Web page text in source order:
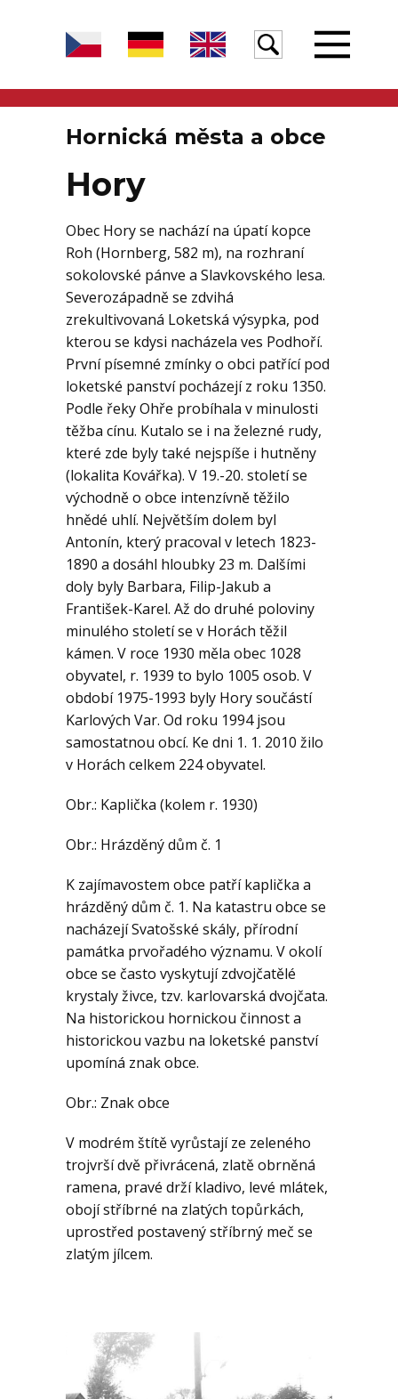
Geologie
Kontakt
Hornická města a obce
Hory
Obec Hory se nachází na úpatí kopce
Roh (Hornberg, 582 m), na rozhraní
sokolovské pánve a Slavkovského lesa.
Severozápadně se zdvihá
zrekultivovaná Loketská výsypka, pod
kterou se kdysi nacházela ves Podhoří.
První písemné zmínky o obci patřící pod
loketské panství pocházejí z roku 1350.
Podle řeky Ohře probíhala v minulosti
těžba cínu. Kutalo se i na železné rudy,
které zde byly také nejspíše i hutněny
(lokalita Kovářka). V 19.-20. století se
východně o obce intenzívně těžilo
hnědé uhlí. Největším dolem byl
Antonín, který pracoval v letech 1823-
1890 a dosáhl hloubky 23 m. Dalšími
doly byly Barbara, Filip-Jakub a
František-Karel. Až do druhé poloviny
minulého století se v Horách těžil
kámen. V roce 1930 měla obec 1028
obyvatel, r. 1939 to bylo 1005 osob. V
období 1975-1993 byly Hory součástí
Karlových Var. Od roku 1994 jsou
samostatnou obcí. Ke dni 1. 1. 2010 žilo
v Horách celkem 224 obyvatel.
Obr.: Kaplička (kolem r. 1930)
Obr.: Hrázděný dům č. 1
K zajímavostem obce patří kaplička a
hrázděný dům č. 1. Na katastru obce se
nacházejí Svatošské skály, přírodní
památka prvořadého významu. V okolí
obce se často vyskytují zdvojčatělé
krystaly živce, tzv. karlovarská dvojčata.
Na historickou hornickou činnost a
historickou vazbu na loketské panství
upomíná znak obce.
Obr.: Znak obce
V modrém štítě vyrůstají ze zeleného
trojvrší dvě přivrácená, zlatě obrněná
ramena, pravé drží kladivo, levé mlátek,
obojí stříbrné na zlatých topůrkách,
uprostřed postavený stříbrný meč se
zlatým jílcem.